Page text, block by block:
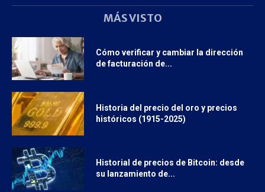
MÁS VISTO
Cómo verificar y cambiar la dirección
de facturación de...
Historia del precio del oro y precios
históricos (1915-2025)
Historial de precios de Bitcoin: desde
su lanzamiento de...